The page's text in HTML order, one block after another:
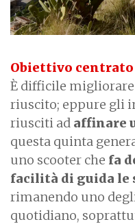
Obiettivo centrato
È difficile
riuscito; eppure gli
riusciti ad affinare
questa quinta
uno scooter che fa
facilità di guida le
rimanendo uno
quotidiano,